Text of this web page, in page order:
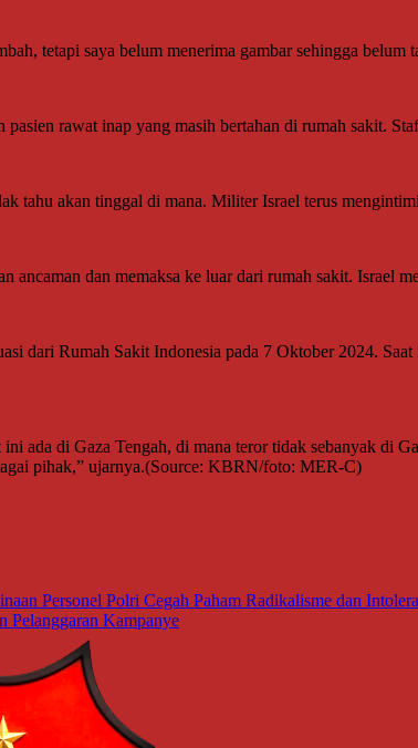
tetapi saya belum menerima gambar sehingga
rawat inap yang masih bertahan di rumah sakit.
tahu akan tinggal di mana. Militer Israel terus
ancaman dan memaksa ke luar dari rumah sakit. Israel
dari Rumah Sakit Indonesia pada 7 Oktober 2024.
ini ada di Gaza Tengah, di mana teror tidak sebanyak
pihak,” ujarnya.(Source: KBRN/foto: MER-C)
Personel Polri Cegah Paham Radikalisme dan
Pelanggaran Kampanye